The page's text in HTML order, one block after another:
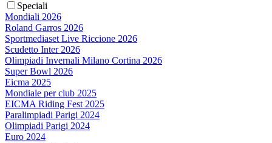
Speciali
Mondiali 2026
Roland Garros 2026
Sportmediaset Live Riccione 2026
Scudetto Inter 2026
Olimpiadi Invernali Milano Cortina 2026
Super Bowl 2026
Eicma 2025
Mondiale per club 2025
EICMA Riding Fest 2025
Paralimpiadi Parigi 2024
Olimpiadi Parigi 2024
Euro 2024